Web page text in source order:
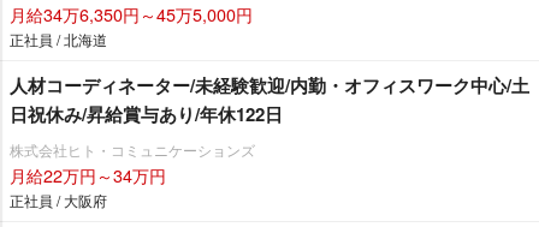
月給34万6,350円～45万5,000円
正社員 / 北海道
人材コーディネーター/未経験歓迎/内勤・オフィスワーク中心/土
日祝休み/昇給賞与あり/年休122日
株式会社ヒト・コミュニケーションズ
月給22万円～34万円
正社員 / 大阪府